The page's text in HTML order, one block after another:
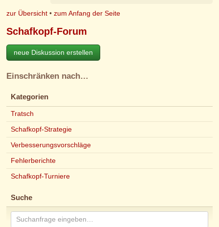
zur Übersicht •zum Anfang der Seite
Schafkopf-Forum
neue Diskussion erstellen
Einschränken nach…
Kategorien
Tratsch
Schafkopf-Strategie
Verbesserungsvorschläge
Fehlerberichte
Schafkopf-Turniere
Suche